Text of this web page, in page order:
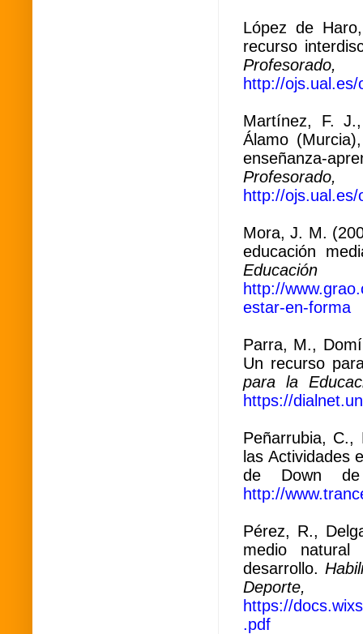
López de
recurso
http://
Martínez, F.
Álamo
enseñanza-
http://
Mora, J. M.
educación
Educación
http://
estar-en-forma
Parra, M.,
Un recurso
para la
https://
Peñarrubia,
las Actividades
de Down
http://
Pérez, R.,
medio
desarrollo.
Deporte,
https://
.pdf